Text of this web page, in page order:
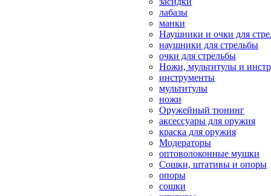
лабазы
манки
Наушники и очки для
наушники для стрельбы
очки для стрельбы
Ножи, мультитулы и
инструменты
мультитулы
ножи
Оружейный тюнинг
аксессуары для оружия
краска для оружия
Модераторы
оптоволоконные мушки
Сошки, штативы и опоры
опоры
сошки